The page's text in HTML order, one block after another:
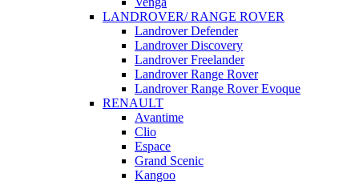
LANDROVER/ RANGE ROVER
Landrover Defender
Landrover Discovery
Landrover Freelander
Landrover Range Rover
Landrover Range Rover Evoque
RENAULT
Avantime
Clio
Espace
Grand Scenic
Kangoo